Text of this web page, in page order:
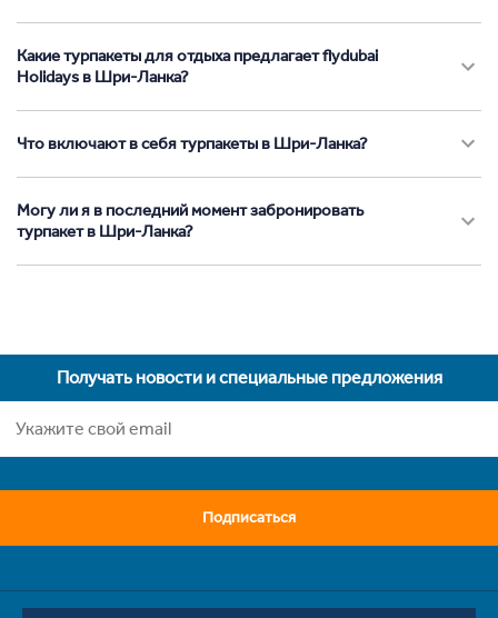
Какие турпакеты для отдыха предлагает flydubai
Holidays в Шри-Ланка?
Что включают в себя турпакеты в Шри-Ланка?
Могу ли я в последний момент забронировать
турпакет в Шри-Ланка?
Получать новости и специальные предложения
Подписаться